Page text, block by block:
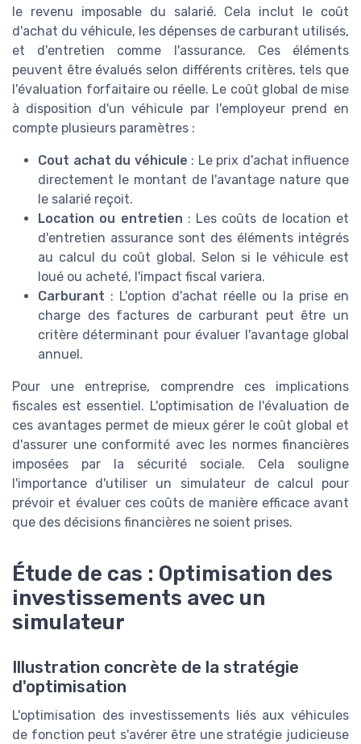
le revenu imposable du salarié. Cela inclut le coût
d'achat du véhicule, les dépenses de carburant utilisés,
et d'entretien comme l'assurance. Ces éléments
peuvent être évalués selon différents critères, tels que
l'évaluation forfaitaire ou réelle. Le coût global de mise
à disposition d'un véhicule par l'employeur prend en
compte plusieurs paramètres :
Cout achat du véhicule : Le prix d'achat influence
directement le montant de l'avantage nature que
le salarié reçoit.
Location ou entretien : Les coûts de location et
d'entretien assurance sont des éléments intégrés
au calcul du coût global. Selon si le véhicule est
loué ou acheté, l'impact fiscal variera.
Carburant : L'option d'achat réelle ou la prise en
charge des factures de carburant peut être un
critère déterminant pour évaluer l'avantage global
annuel.
Pour une entreprise, comprendre ces implications
fiscales est essentiel. L'optimisation de l'évaluation de
ces avantages permet de mieux gérer le coût global et
d'assurer une conformité avec les normes financières
imposées par la sécurité sociale. Cela souligne
l'importance d'utiliser un simulateur de calcul pour
prévoir et évaluer ces coûts de manière efficace avant
que des décisions financières ne soient prises.
Étude de cas : Optimisation des
investissements avec un
simulateur
Illustration concrète de la stratégie
d'optimisation
L'optimisation des investissements liés aux véhicules
de fonction peut s'avérer être une stratégie judicieuse